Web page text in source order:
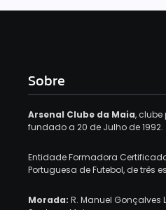
Sobre
Arsenal Clube da Maia, clube
fundado a 20 de Julho de 1992.
Entidade Formadora
Portuguesa de Futebol, de três
Morada: R. Manuel Gonçalves